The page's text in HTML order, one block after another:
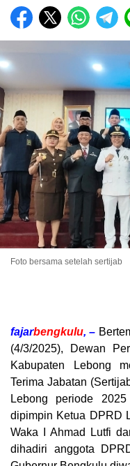
Foto bersama setelah sertijab
fajarbengkulu, –
(4/3/2025), Dewan
Kabupaten Lebong
Terima Jabatan
Lebong periode
dipimpin Ketua DPRD
Waka I Ahmad Lutfi
dihadiri anggota